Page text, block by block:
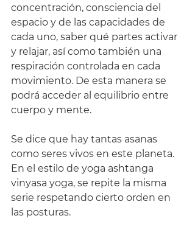
concentración, consciencia del
espacio y de las capacidades de
cada uno, saber qué partes activar
y relajar, así como también una
respiración controlada en cada
movimiento. De esta manera se
podrá acceder al equilibrio entre
cuerpo y mente.
Se dice que hay tantas asanas
como seres vivos en este planeta.
En el estilo de yoga ashtanga
vinyasa yoga, se repite la misma
serie respetando cierto orden en
las posturas.